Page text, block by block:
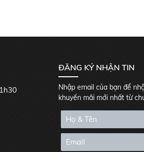
ĐĂNG KÝ NHẬN TIN
Nhập email của bạn để
khuyến mãi mới nhất từ